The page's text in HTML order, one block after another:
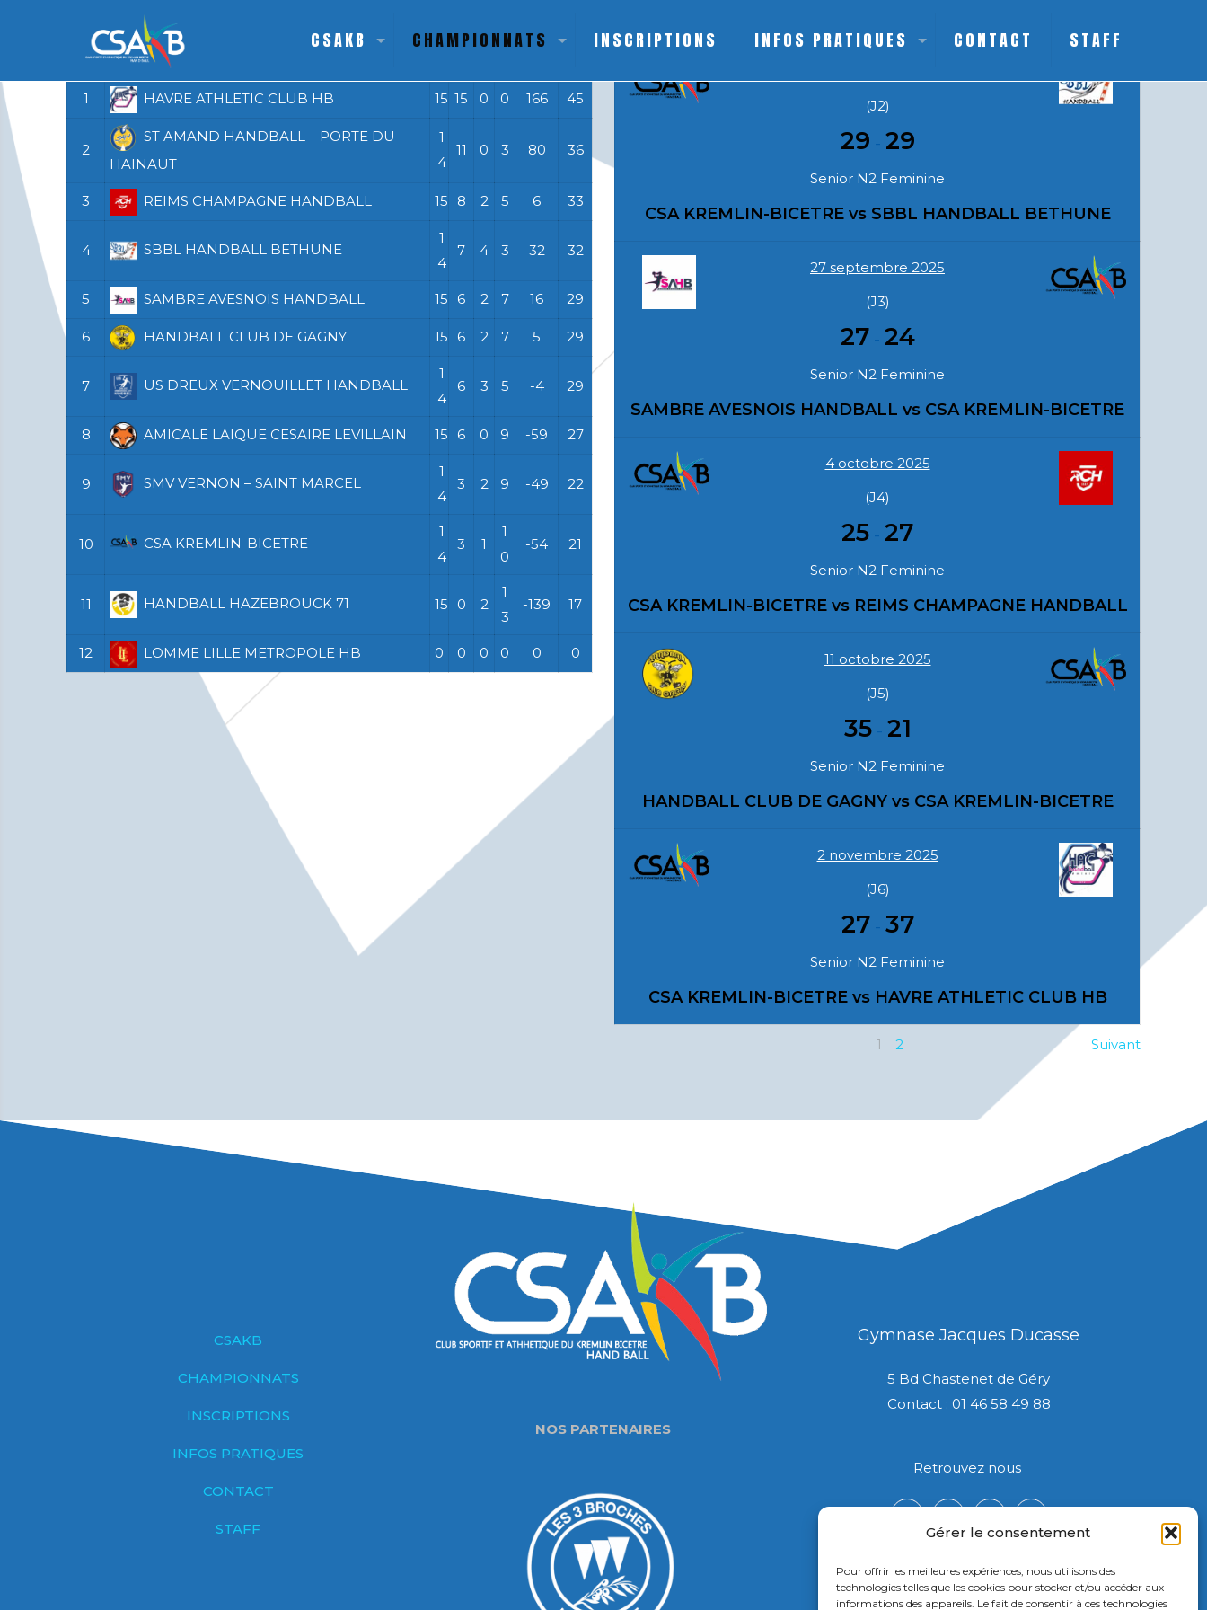
Gérer le consentement
Pour offrir les meilleures expériences, nous utilisons des
technologies telles que les cookies pour stocker et/ou accéder aux
informations des appareils. Le fait de consentir à ces technologies
CSAKB CHAMPIONNATS INSCRIPTIONS INFOS PRATIQUES CONTACT STAFF
Classement National 2 feminin poule 4
Pos Équipe
1 HAVRE ATHLETIC CLUB HB 15 15 0 0 166 45
2
ST AMAND HANDBALL – PORTE DU
HAINAUT
1
4
11 0 3 80 36
3 REIMS CHAMPAGNE HANDBALL 15 8 2 5 6 33
4 SBBL HANDBALL BETHUNE
1
4
7 4 3 32 32
5 SAMBRE AVESNOIS HANDBALL 15 6 2 7 16 29
6 HANDBALL CLUB DE GAGNY 15 6 2 7 5 29
7 US DREUX VERNOUILLET HANDBALL
1
4
6 3 5 -4 29
8 AMICALE LAIQUE CESAIRE LEVILLAIN 15 6 0 9 -59 27
9 SMV VERNON – SAINT MARCEL
1
4
3 2 9 -49 22
10 CSA KREMLIN-BICETRE
1
4
3 1
1
0
-54 21
11 HANDBALL HAZEBROUCK 71 15 0 2
1
3
-139 17
12 LOMME LILLE METROPOLE HB 0 0 0 0 0 0
(J2)
29 - 29
Senior N2 Feminine
CSA KREMLIN-BICETRE vs SBBL HANDBALL BETHUNE
27 septembre 2025
(J3)
27 - 24
Senior N2 Feminine
SAMBRE AVESNOIS HANDBALL vs CSA KREMLIN-BICETRE
4 octobre 2025
(J4)
25 - 27
Senior N2 Feminine
CSA KREMLIN-BICETRE vs REIMS CHAMPAGNE HANDBALL
11 octobre 2025
(J5)
35- 21
Senior N2 Feminine
HANDBALL CLUB DE GAGNY vs CSA KREMLIN-BICETRE
2 novembre 2025
(J6)
27 - 37
Senior N2 Feminine
CSA KREMLIN-BICETRE vs HAVRE ATHLETIC CLUB HB
1 2 Suivant
CSAKB
CHAMPIONNATS
INSCRIPTIONS
INFOS PRATIQUES
CONTACT
STAFF
NOS PARTENAIRES
Gymnase Jacques Ducasse
5 Bd Chastenet de Géry
Contact : 01 46 58 49 88
Retrouvez nous